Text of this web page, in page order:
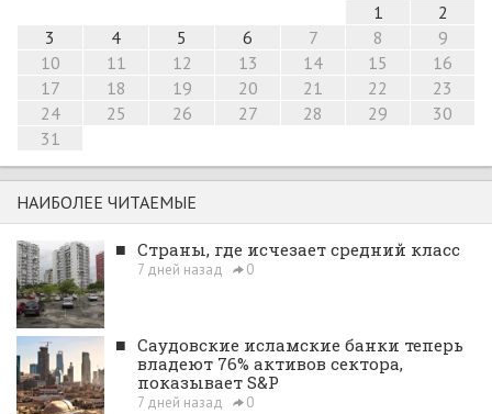
1
2
3
4 5 6 7 8
9
10
11 12 13 14 15
16
17
18 19 20 21 22
23
24
25 26 27 28 29
30
31
НАИБОЛЕЕ ЧИТАЕМЫЕ
■ Страны, где исчезает средний класс
7 дней назад 0
■ Саудовские исламские банки теперь
владеют 76% активов сектора,
показывает S&P
7 дней назад 0